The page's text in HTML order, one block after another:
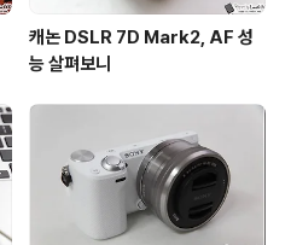
캐논 DSLR 7D Mark2, AF 성
능 살펴보니